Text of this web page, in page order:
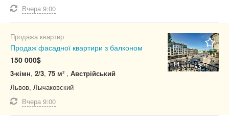
Сталинка
Хрущевка
Чешка
Не важно
Не важно
Вчера 9:00
14
Продажа квартир
Продаж фасадної квартири з балконом
150 000$
3-кімн, 2/3, 75 м² , Австрійський
Львов, Лычаковский
Вчера 9:00